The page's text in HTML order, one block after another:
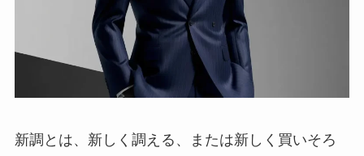
新調とは、新しく調える、または新しく買いそろ